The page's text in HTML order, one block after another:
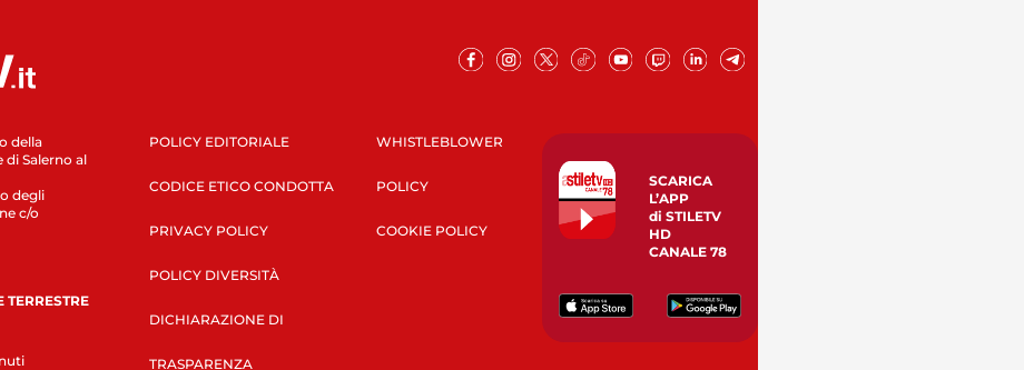
della
di Salerno al
degli
c/o
TERRESTRE
POLICY EDITORIALE
CODICE ETICO CONDOTTA
PRIVACY POLICY
POLICY DIVERSITÀ
DICHIARAZIONE DI
TRASPARENZA
WHISTLEBLOWER
POLICY
COOKIE POLICY
SCARICA
L’APP
di STILETV
HD
CANALE 78